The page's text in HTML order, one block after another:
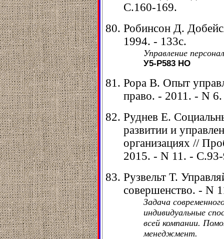
С.160-169.
Робинсон Д.
1994. - 133с.
Управление
У5-Р583 НО
Рора В. Опыт
право. - 2011. - N
Руднев Е.
развитии и
организациях //
2015. - N 11. -
Рузвельт Т.
совершенство. - N
Задача
индивидуальные
всей компании.
менеджмент.